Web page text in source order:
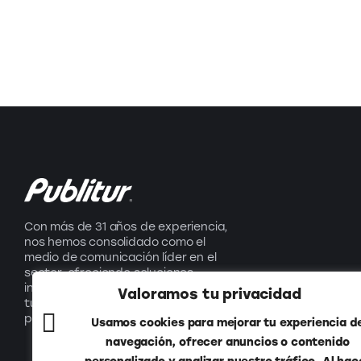
Valoramos tu privacidad
Usamos cookies para mejorar tu experiencia
navegación, ofrecer anuncios o contenido
Con más de 31 años de experiencia,
nos hemos consolidado como el
medio de comunicación líder en el
sector, ofreciendo soluciones
innovadoras que impulsan el
turismo y generan oportunidades
para nuestros socios.